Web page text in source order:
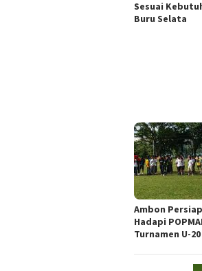
Sesuai
Buru Selata
Ambon
Hadapi
Turnamen U-20